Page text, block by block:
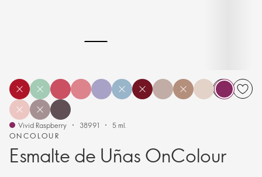
ONCOLOUR
Esmalte de Uñas OnColour
Vivid Raspberry 38991 5 ml.